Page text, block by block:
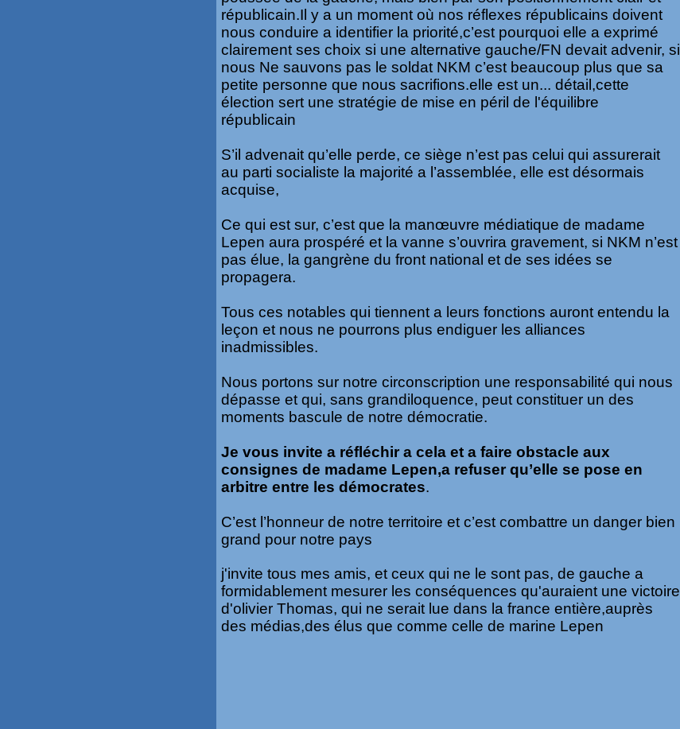
républicain.Il y a un moment où nos réflexes républicains doivent
nous conduire a identifier la priorité,c’est pourquoi elle a exprimé
clairement ses choix si une alternative gauche/FN devait advenir, si
nous Ne sauvons pas le soldat NKM c’est beaucoup plus que sa
petite personne que nous sacrifions.elle est un... détail,cette
élection sert une stratégie de mise en péril de l'équilibre
républicain
S’il advenait qu’elle perde, ce siège n’est pas celui qui assurerait
au parti socialiste la majorité a l’assemblée, elle est désormais
acquise,
Ce qui est sur, c’est que la manœuvre médiatique de madame
Lepen aura prospéré et la vanne s’ouvrira gravement, si NKM n’est
pas élue, la gangrène du front national et de ses idées se
propagera.
Tous ces notables qui tiennent a leurs fonctions auront entendu la
leçon et nous ne pourrons plus endiguer les alliances
inadmissibles.
Nous portons sur notre circonscription une responsabilité qui nous
dépasse et qui, sans grandiloquence, peut constituer un des
moments bascule de notre démocratie.
Je vous invite a réfléchir a cela et a faire obstacle aux
consignes de madame Lepen,a refuser qu’elle se pose en
arbitre entre les démocrates.
C’est l’honneur de notre territoire et c’est combattre un danger bien
grand pour notre pays
j'invite tous mes amis, et ceux qui ne le sont pas, de gauche a
formidablement mesurer les conséquences qu'auraient une victoire
d'olivier Thomas, qui ne serait lue dans la france entière,auprès
des médias,des élus que comme celle de marine Lepen